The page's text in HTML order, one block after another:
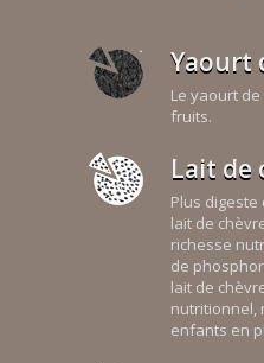
Yaourt
Le yaourt
fruits.
Lait de
Plus digeste
lait de
richesse
de
lait de
nutritionnel,
enfants en